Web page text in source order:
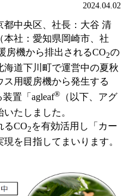
2024.04.02
都中央区、社長：大谷 清
社：愛知県岡崎市、社
房機から排出されるCO2の
道下川町で運営中の夏秋
用暖房機から発生する
置「agleaf® （以下、アグ
たしました。
るCO2 を有効活用し「カー
を目指してまいります。